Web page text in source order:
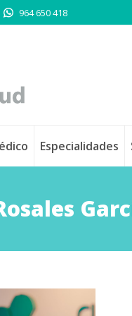
964 650 418
Especialidades